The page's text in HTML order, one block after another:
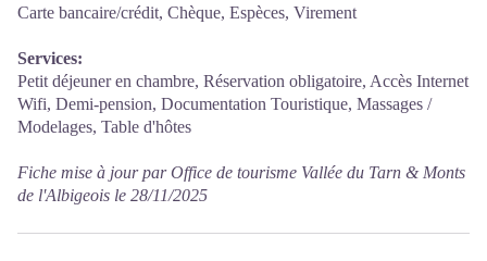
Carte bancaire/crédit, Chèque, Espèces, Virement
Services:
Petit déjeuner en chambre, Réservation obligatoire, Accès Internet
Wifi, Demi-pension, Documentation Touristique, Massages /
Modelages, Table d'hôtes
Fiche mise à jour par Office de tourisme Vallée du Tarn & Monts
de l'Albigeois le 28/11/2025